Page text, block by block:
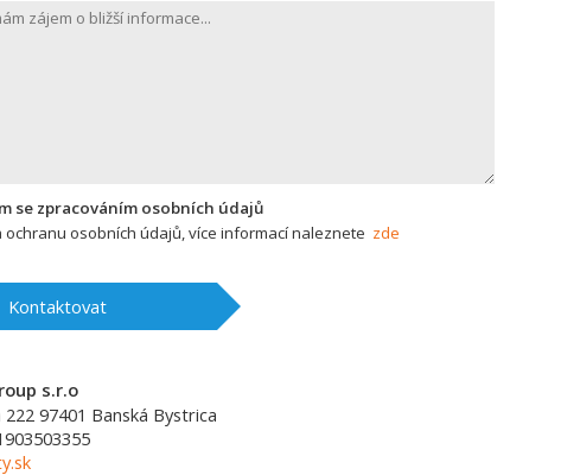
se zpracováním osobních údajů
ochranu osobních údajů, více informací naleznete zde
Kontaktovat
s.r.o
22297401 Banská Bystrica